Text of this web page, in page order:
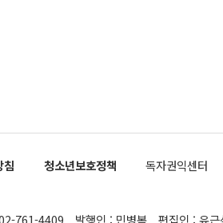
침 청소년보호정책 독자권익센터
761-4409 발행인 : 민병복 편집인 : 유근